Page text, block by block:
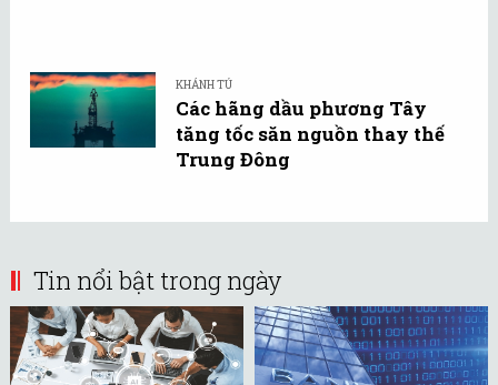
KHÁNH TÚ
Các hãng dầu phương Tây
tăng tốc săn nguồn thay thế
Trung Đông
Tin nổi bật trong ngày